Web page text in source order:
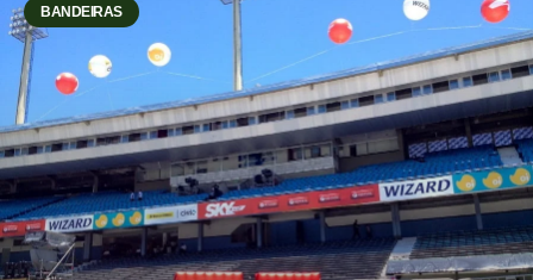
BANDEIRAS